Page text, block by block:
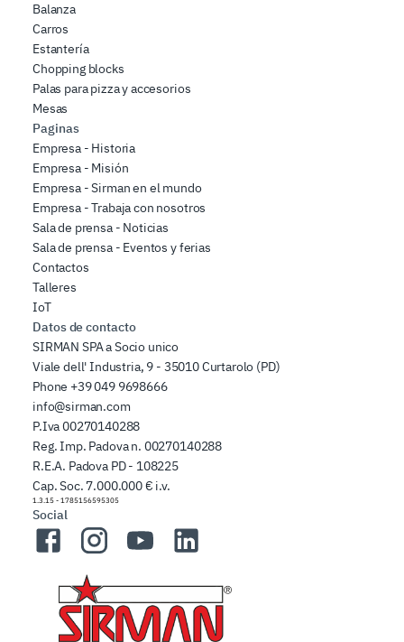
Balanza
Carros
Estantería
Chopping blocks
Palas para pizza y accesorios
Mesas
Paginas
Empresa - Historia
Empresa - Misión
Empresa - Sirman en el mundo
Empresa - Trabaja con nosotros
Sala de prensa - Noticias
Sala de prensa - Eventos y ferias
Contactos
Talleres
IoT
Datos de contacto
SIRMAN SPA a Socio unico
Viale dell' Industria, 9 - 35010 Curtarolo (PD)
Phone +39 049 9698666
info@sirman.com
P.Iva 00270140288
Reg. Imp. Padova n. 00270140288
R.E.A. Padova PD - 108225
Cap. Soc. 7.000.000 € i.v.
1.3.15 - 1785156595305
Social
FacebookInstagramYouTubeLinkedIn